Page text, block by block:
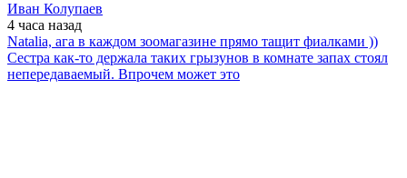
Иван Колупаев
4 часа назад
Natalia, ага в каждом зоомагазине прямо тащит фиалками ))
Сестра как-то держала таких грызунов в комнате запах стоял
непередаваемый. Впрочем может это